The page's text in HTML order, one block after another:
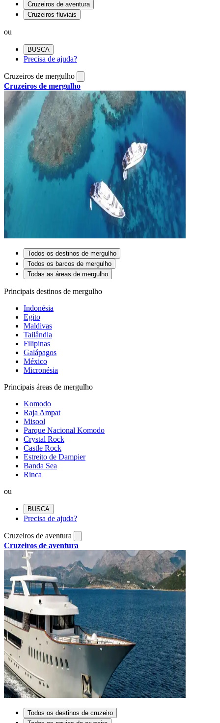
Cruzeiros de aventura
Cruzeiros fluviais
ou
BUSCA
Precisa de ajuda?
Cruzeiros de mergulho
Cruzeiros de mergulho
Todos os destinos de mergulho
Todos os barcos de mergulho
Todas as áreas de mergulho
Principais destinos de mergulho
Indonésia
Egito
Maldivas
Tailândia
Filipinas
Galápagos
México
Micronésia
Principais áreas de mergulho
Komodo
Raja Ampat
Misool
Parque Nacional Komodo
Crystal Rock
Castle Rock
Estreito de Dampier
Banda Sea
Rinca
ou
BUSCA
Precisa de ajuda?
Cruzeiros de aventura
Cruzeiros de aventura
Todos os destinos de cruzeiro